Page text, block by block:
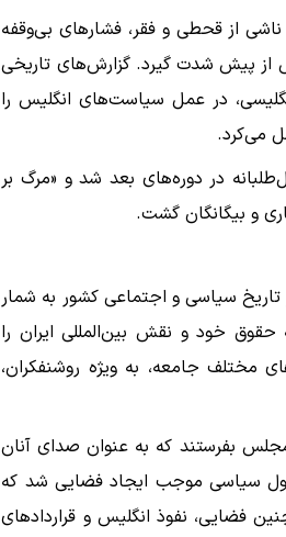
از قحطی و فقر، فشارهای بی‌وقفه
از پیش شدت گیرد. گزارش‌های تاریخی
در عمل سیاست‌های انگلیس را
می‌کرد.
در دوره‌های بعد شد و «مرگ بر
و بیگانگان گشت.
سیاسی و اجتماعی کشور به شمار
خود و نقش بین‌المللی ایران را
جامعه، به ویژه روشنفکران،
مجلس بفرستند که به عنوان صدای آنان
سیاسی موجب ایجاد فضایی شد که
فضایی، نفوذ انگلیس و قراردادهای